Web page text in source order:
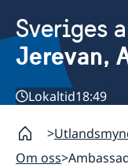
Sveriges
Jerevan,
Lokaltid18:49
Om oss